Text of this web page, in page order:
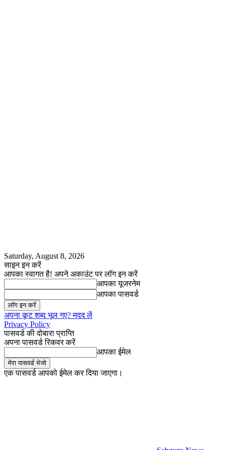
Saturday, August 8, 2026
साइन इन करें
आपका स्वागत है! अपने अकाउंट पर लॉग इन करें
आपका यूजरनेम
आपका पासवर्ड
अपना कूट शब्द भूल गए? मदद लें
Privacy Policy
पासवर्ड की दोबारा प्राप्ति
अपना पासवर्ड रिकवर करें
आपका ईमेल
एक पासवर्ड आपको ईमेल कर दिया जाएगा।